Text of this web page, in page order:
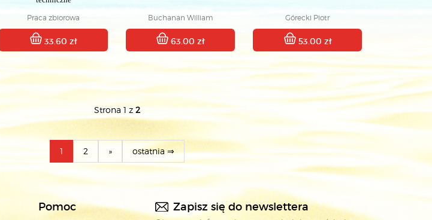
Praca zbiorowa
33.60 zł
Buchanan William
63.00 zł
Górecki Piotr
53.00 zł
Strona 1 z 2
1 2 » ostatnia ⇒
Pomoc Zapisz się do newslettera